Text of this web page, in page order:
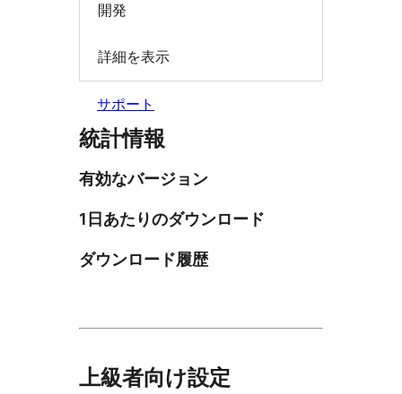
開発
詳細を表示
サポート
統計情報
有効なバージョン
1日あたりのダウンロード
ダウンロード履歴
上級者向け設定